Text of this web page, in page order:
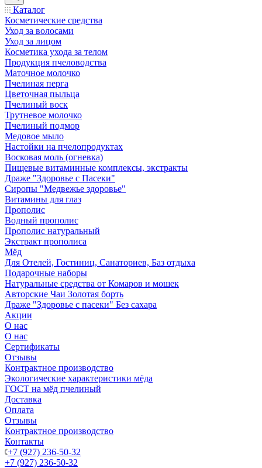
Каталог
Косметические средства
Уход за волосами
Уход за лицом
Косметика ухода за телом
Продукция пчеловодства
Маточное молочко
Пчелиная перга
Цветочная пыльца
Пчелиный воск
Трутневое молочко
Пчелиный подмор
Медовое мыло
Настойки на пчелопродуктах
Восковая моль (огневка)
Пищевые витаминные комплексы, экстракты
Драже "Здоровье с Пасеки"
Сиропы "Медвежье здоровье"
Витамины для глаз
Прополис
Водный прополис
Прополис натуральный
Экстракт прополиса
Мёд
Для Отелей, Гостиниц, Санаториев, Баз отдыха
Подарочные наборы
Натуральные средства от Комаров и мошек
Авторские Чаи Золотая борть
Драже "Здоровье с пасеки" Без сахара
Акции
О нас
О нас
Сертификаты
Отзывы
Контрактное производство
Экологические характеристики мёда
ГОСТ на мёд пчелиный
Доставка
Оплата
Отзывы
Контрактное производство
Контакты
+7 (927) 236-50-32
+7 (927) 236-50-32